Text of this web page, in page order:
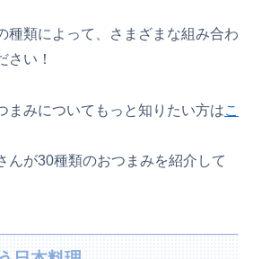
種類によって、さまざまな組み合わ
さい！
まみについてもっと知りたい方はこ
んが30種類のおつまみを紹介して